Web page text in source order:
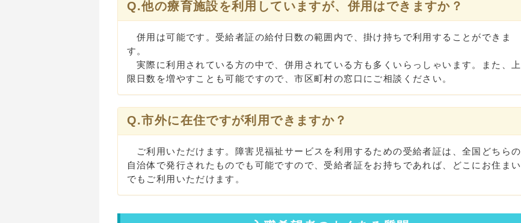
Q.他の療育施設を利用していますが、併用はできますか？
併用は可能です。受給者証の給付日数の範囲内で、掛け持ちで利用することができま
す。
実際に利用されている方の中で、併用されている方も多くいらっしゃいます。また、上
限日数を増やすことも可能ですので、市区町村の窓口にご相談ください。
Q.市外に在住ですが利用できますか？
ご利用いただけます。障害児福祉サービスを利用するための受給者証は、全国どちらの
自治体で発行されたものでも可能ですので、受給者証をお持ちであれば、どこにお住まい
でもご利用いただけます。